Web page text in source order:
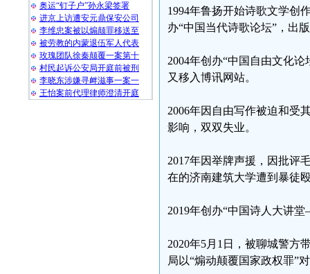
奥运“钉子户”孙永梁签署
进京上访遭安元鼎保安公司
李维忠案被以煽颠罪移送至
被劳教的内蒙退伍军人代表
玫瑰团队徐秦颠覆一案第十
村民起诉公安局开庭前被刑
李晓东涉嫌寻衅滋事一案一
王怡案前代理律师澄清开庭
1994年鲁扬开始诗歌文学创
办“中国当代诗歌论坛”，出
2004年创办“中国自由文化
又移入博讯网站。
2006年因自由写作被迫和受
影响，双双失业。
2017年因举牌声援，因批评
在的济南建筑大学遭到暴徒
2019年创办“中国诗人大讲
2020年5月1日，被聊城警方
局以“煽动颠覆国家政权罪”